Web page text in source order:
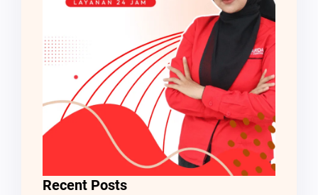
Recent Posts